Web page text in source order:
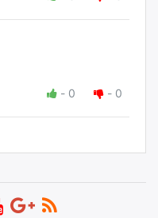
- 0 - 0